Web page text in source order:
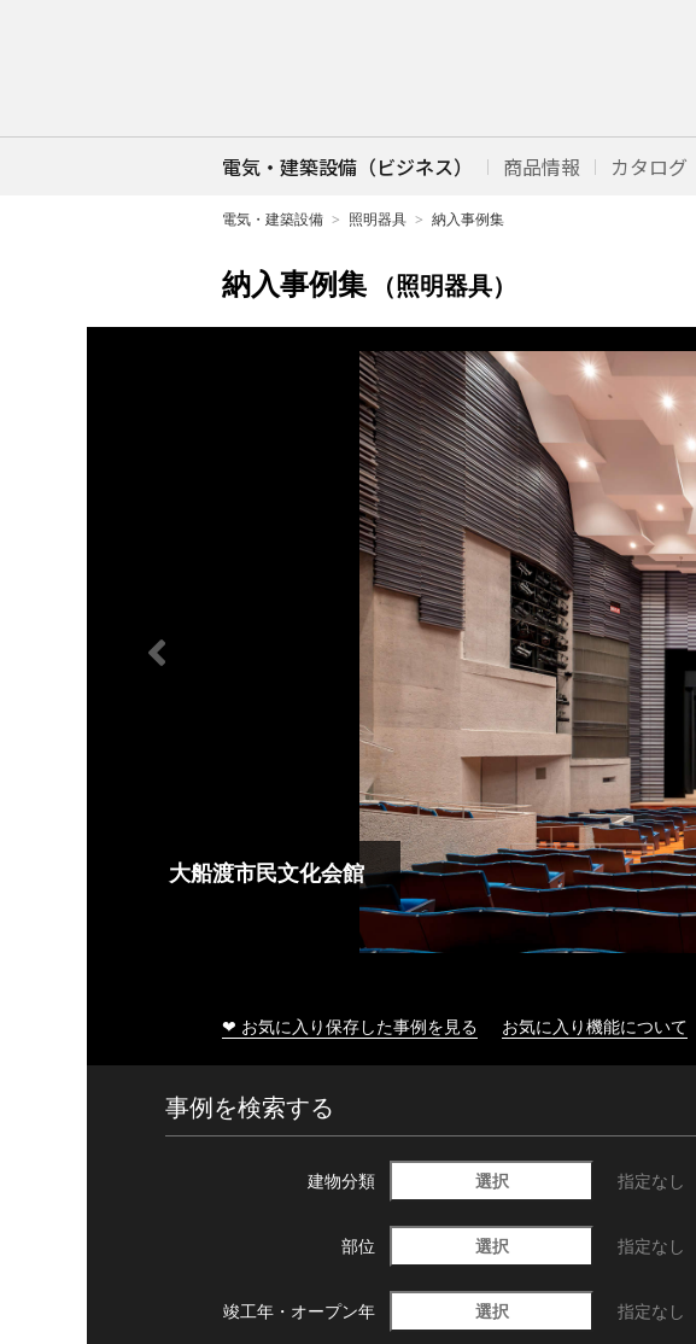
電気・建築設備（ビジネス） 商品情報 カタログ
電気・建築設備 照明器具 納入事例集
納入事例集 （照明器具）
大船渡市民文化会館
❤ お気に入り保存した事例を見る お気に入り機能について
事例を検索する
建物分類 選択 指定なし
部位 選択 指定なし
竣工年・ オープン年 選択 指定なし